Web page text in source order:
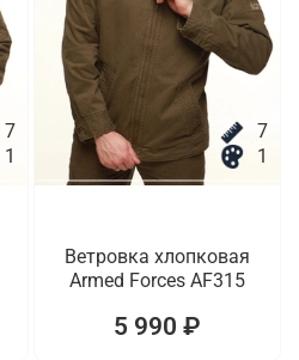
7
1
7
1
Ветровка хлопковая
Armed Forces AF315
5 990 ₽